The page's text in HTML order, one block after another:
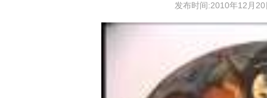
发布时间:2010年12月